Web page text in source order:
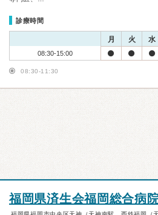
診療時間
月 火 水
08:30-15:00
08:30-11:30
福岡県済生会福岡総合病